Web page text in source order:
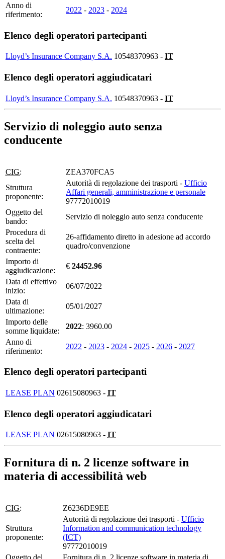
Anno di
riferimento:
2022 - 2023 - 2024
Elenco degli operatori partecipanti
Lloyd’s Insurance Company S.A. 10548370963 - IT
Elenco degli operatori aggiudicatari
Lloyd’s Insurance Company S.A. 10548370963 - IT
Servizio di noleggio auto senza
conducente
CIG:
ZEA370FCA5
Struttura
proponente:
Autorità di regolazione dei trasporti - Ufficio
Affari generali, amministrazione e personale
97772010019
Oggetto del
bando:
Servizio di noleggio auto senza conducente
Procedura di
scelta del
contraente:
26-affidamento diretto in adesione ad accordo
quadro/convenzione
Importo di
aggiudicazione:
€ 24452.96
Data di effettivo
inizio:
06/07/2022
Data di
ultimazione:
05/01/2027
Importo delle
somme liquidate:
2022: 3960.00
Anno di
riferimento:
2022 - 2023 - 2024 - 2025 - 2026 - 2027
Elenco degli operatori partecipanti
LEASE PLAN 02615080963 - IT
Elenco degli operatori aggiudicatari
LEASE PLAN 02615080963 - IT
Fornitura di n. 2 licenze software in
materia di accessibilità web
CIG: Z6236DE9EE
Struttura
proponente:
Autorità di regolazione dei trasporti - Ufficio
Information and communication technology
(ICT)
97772010019